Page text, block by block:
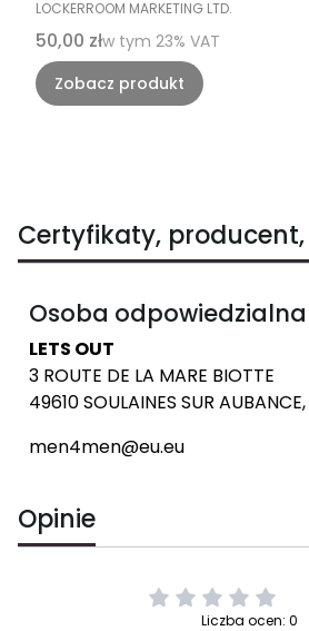
LOCKERROOM MARKETING LTD.
Cena brutto
50,00 złw tym %s VAT
w tym 23% VAT
Zobacz produkt
Certyfikaty,
Osoba odpowiedzialna
LETS OUT
3 ROUTE DE LA MARE BIOTTE
49610 SOULAINES SUR
men4men@eu.eu
Opinie
Liczba ocen: 0